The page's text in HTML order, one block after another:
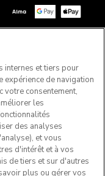
internes et tiers pour
expérience de navigation
votre consentement,
les
des analyses
et vous
d'intérêt et à vos
de tiers et sur d'autres
plus ou gérer vos